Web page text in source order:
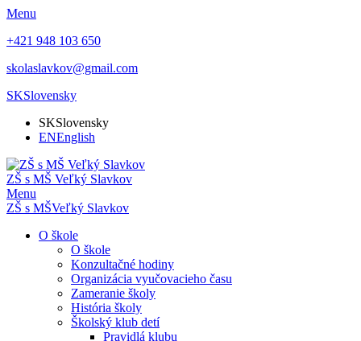
Menu
+421 948 103 650
skolaslavkov@gmail.com
SKSlovensky
SKSlovensky
ENEnglish
ZŠ s MŠ Veľký Slavkov
Menu
ZŠ s MŠVeľký Slavkov
O škole
O škole
Konzultačné hodiny
Organizácia vyučovacieho času
Zameranie školy
História školy
Školský klub detí
Pravidlá klubu